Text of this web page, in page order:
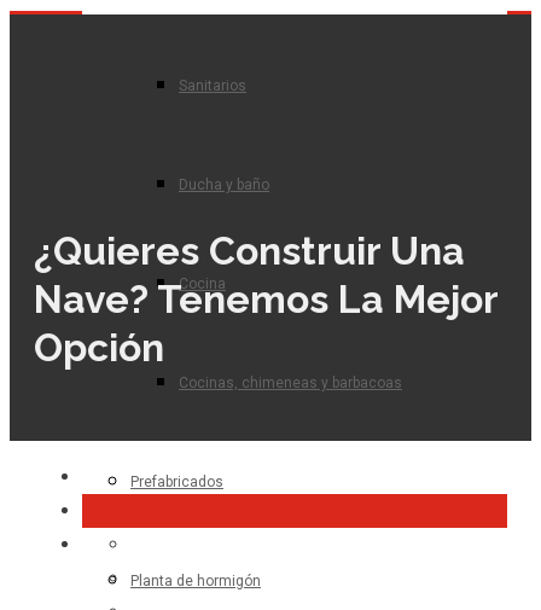
Sanitarios
Ducha y baño
Cocina
Cocinas, chimeneas y barbacoas
Prefabricados
Planta de hormigón
¿Quieres Construir Una
Nave? Tenemos La Mejor
Opción